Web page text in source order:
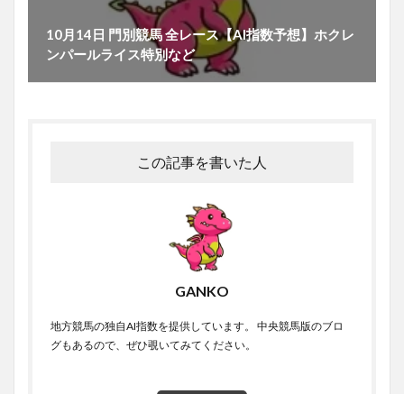
10月14日 門別競馬 全レース【AI指数予想】ホクレ
ンパールライス特別など
この記事を書いた人
GANKO
地方競馬の独自AI指数を提供しています。 中央競馬版のブロ
グもあるので、ぜひ覗いてみてください。